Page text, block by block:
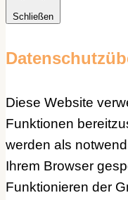
Schließen
Diese Website
Funktionen
werden als
Ihrem Browser
Funktionieren der